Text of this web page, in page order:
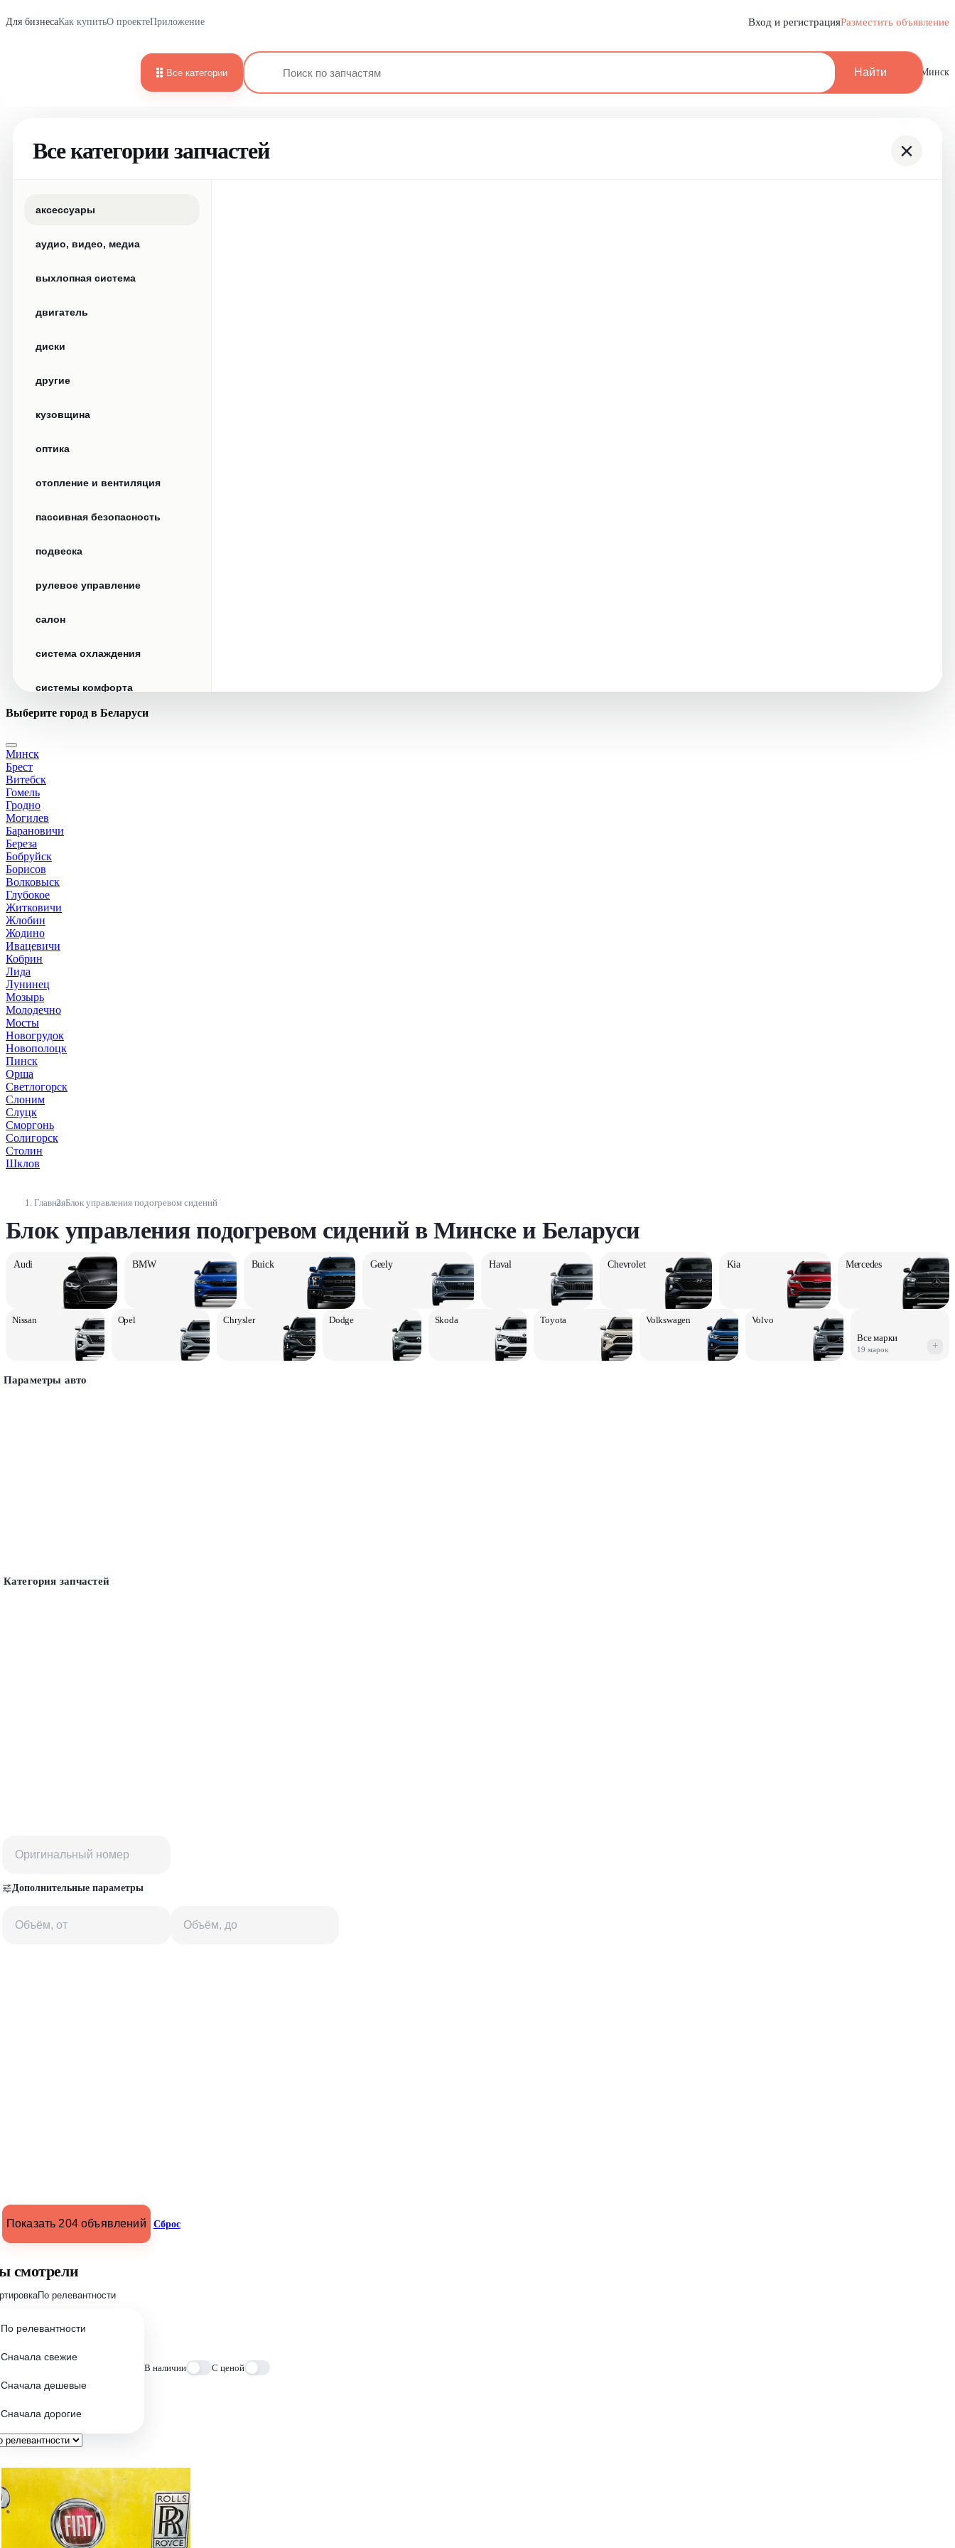
Для бизнесаКак купитьО проектеПриложение Вход и регистрацияРазместить объявление
Все категории Найти Минск
Все категории запчастей ×
аксессуары
аудио, видео, медиа
выхлопная система
двигатель
диски
другие
кузовщина
оптика
отопление и вентиляция
пассивная безопасность
подвеска
рулевое управление
салон
система охлаждения
системы комфорта
стекла
стеклоочистители
топливная система
тормозная система
трансмиссия
электрика
Выберите город в Беларуси
Минск
Брест
Витебск
Гомель
Гродно
Могилев
Барановичи
Береза
Бобруйск
Борисов
Волковыск
Глубокое
Житковичи
Жлобин
Жодино
Ивацевичи
Кобрин
Лида
Лунинец
Мозырь
Молодечно
Мосты
Новогрудок
Новополоцк
Пинск
Орша
Светлогорск
Слоним
Слуцк
Сморгонь
Солигорск
Столин
Шклов
ГлавнаяБлок управления подогревом сидений
Блок управления подогревом сидений в Минске и Беларуси
Audi BMW Buick Geely Haval Chevrolet Kia Mercedes
Nissan Opel Chrysler Dodge Skoda Toyota Volkswagen
Volvo
Все марки
19 марок +
Параметры авто
Категория запчастей
Дополнительные параметры
Показать 204 объявлений Сброс
смотрели
По релевантности
По релевантности
Сначала свежие
Сначала дешевые
Сначала дорогие
В наличии С ценой